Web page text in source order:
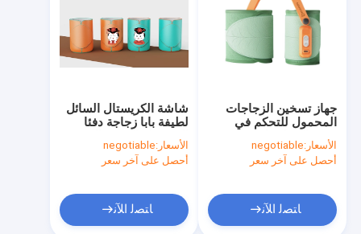
شاشة الكريستال السائل
لطيفة بابا زجاجة دفئا
المحمولة التدفئة السريعة
الأسعار:negotiable
أحصل على آخر سعر
ﺎﺘﺼﻟ ﺍﻶﻧ
جهاز تسخين الزجاجات
المحمول للتحكم في
درجة الحرارة لمدة دقيقة
واحدة وسخان حليب
للسفر خالٍ من مادة BPA
الأسعار:negotiable
أحصل على آخر سعر
ﺎﺘﺼﻟ ﺍﻶﻧ